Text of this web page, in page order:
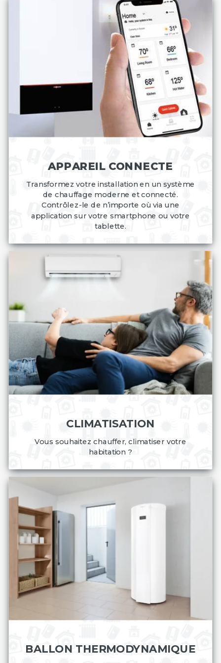
APPAREIL CONNECTE
Transformez votre installation en un système
de chauffage moderne et connecté.
Contrôlez-le de n’importe où via une
application sur votre smartphone ou votre
tablette.
CLIMATISATION
Vous souhaitez chauffer, climatiser votre
habitation ?
BALLON THERMODYNAMIQUE